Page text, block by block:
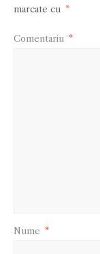
marcate cu *
Comentariu *
Nume *